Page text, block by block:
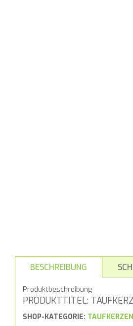
BESCHREIBUNG
Produktbeschreibung
PRODUKTTITEL:
SHOP-KATEGORIE: TAUFKERZEN